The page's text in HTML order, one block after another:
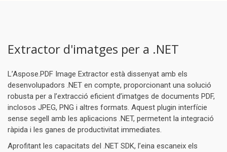
Extractor d'imatges per a .NET
L’Aspose.PDF Image Extractor està dissenyat amb els
desenvolupadors .NET en compte, proporcionant una solució
robusta per a l’extracció eficient d’imatges de documents PDF,
inclosos JPEG, PNG i altres formats. Aquest plugin interfície
sense segell amb les aplicacions .NET, permetent la integració
ràpida i les ganes de productivitat immediates.
Aprofitant les capacitats del .NET SDK, l’eina escaneix els